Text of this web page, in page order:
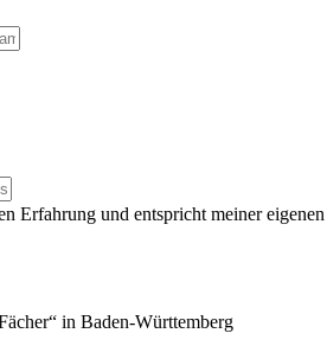
Erfahrung und entspricht meiner
in Baden-Württemberg